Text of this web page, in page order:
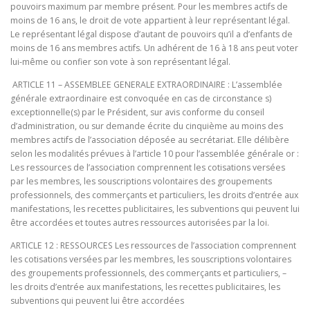
pouvoirs maximum par membre présent. Pour les membres actifs de
moins de 16 ans, le droit de vote appartient à leur représentant légal.
Le représentant légal dispose d’autant de pouvoirs qu’il a d’enfants de
moins de 16 ans membres actifs. Un adhérent de 16 à 18 ans peut voter
lui-même ou confier son vote à son représentant légal.
ARTICLE 11 – ASSEMBLEE GENERALE EXTRAORDINAIRE : L’assemblée
générale extraordinaire est convoquée en cas de circonstance s)
exceptionnelle(s) par le Président, sur avis conforme du conseil
d’administration, ou sur demande écrite du cinquième au moins des
membres actifs de l’association déposée au secrétariat. Elle délibère
selon les modalités prévues à l’article 10 pour l’assemblée générale or :
Les ressources de l’association comprennent les cotisations versées
par les membres, les souscriptions volontaires des groupements
professionnels, des commerçants et particuliers, les droits d’entrée aux
manifestations, les recettes publicitaires, les subventions qui peuvent lui
être accordées et toutes autres ressources autorisées par la loi.
ARTICLE 12 : RESSOURCES Les ressources de l’association comprennent
les cotisations versées par les membres, les souscriptions volontaires
des groupements professionnels, des commerçants et particuliers, –
les droits d’entrée aux manifestations, les recettes publicitaires, les
subventions qui peuvent lui être accordées